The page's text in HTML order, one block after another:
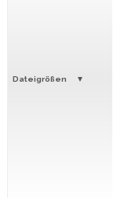
Dateigrößen